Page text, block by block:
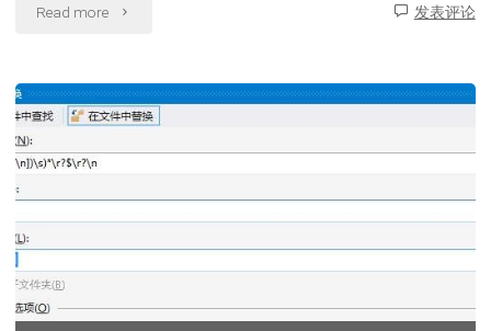
误
500.19
Read more "解
wp
版
本
发表评论